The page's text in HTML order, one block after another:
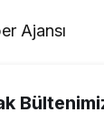
Ajansı